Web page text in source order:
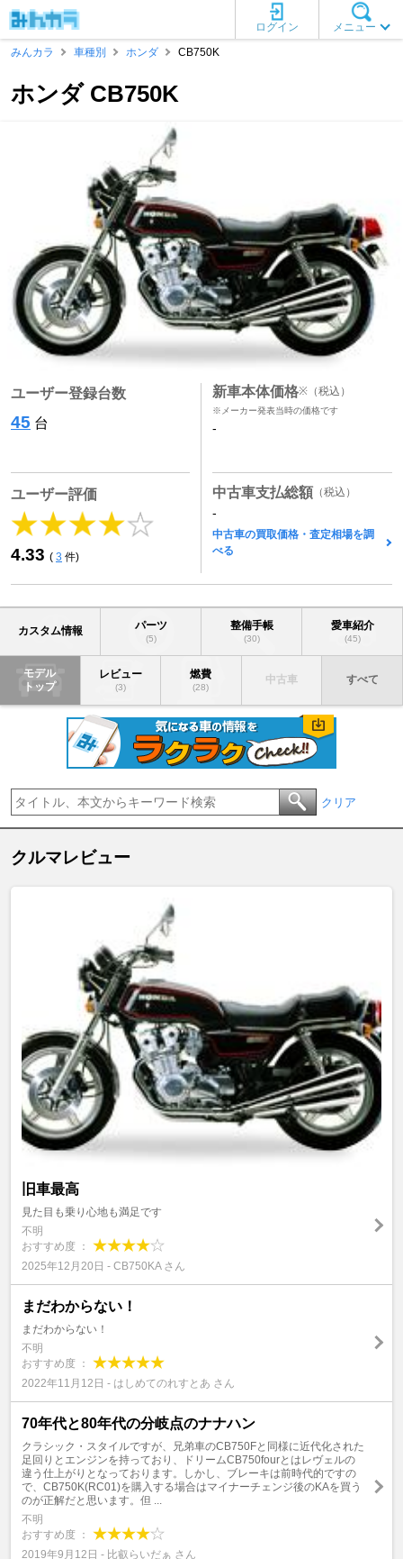
メニュー
ログイン
みんカラ
車種別 ホンダ CB750K
ホンダ CB750K
ユーザー登録台数
45 台
ユーザー評価
4.33 ( 3 件)
新車本体価格※ （税込）
※メーカー発表当時の価格です
-
中古車支払総額 （税込）
-
中古車の買取価格・査定相場を調
べる
カスタム情報 パーツ
(5)
整備手帳
(30)
愛車紹介
(45)
モデル
トップ
レビュー
(3)
燃費
(28)
中古車 すべて
クリア
クルマレビュー
旧車最高
見た目も乗り心地も満足です
不明
おすすめ度 ：
2025年12月20日 - CB750KA さん
まだわからない！
まだわからない！
不明
おすすめ度 ：
2022年11月12日 - はしめてのれすとあ さん
70年代と80年代の分岐点のナナハン
クラシック・スタイルですが、兄弟車のCB750Fと同様に近代化された
足回りとエンジンを持っており、ドリームCB750fourとはレヴェルの
違う仕上がりとなっております。しかし、ブレーキは前時代的ですの
で、CB750K(RC01)を購入する場合はマイナーチェンジ後のKAを買う
のが正解だと思います。但 ...
不明
おすすめ度 ：
2019年9月12日 - 比叡らいだぁ さん